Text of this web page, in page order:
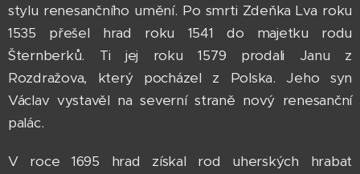
stylu renesančního umění. Po smrti Zdeňka Lva roku
1535 přešel hrad roku 1541 do majetku rodu
Šternberků. Ti jej roku 1579 prodali Janu z
Rozdražova, který pocházel z Polska. Jeho syn
Václav vystavěl na severní straně nový renesanční
palác.
V roce 1695 hrad získal rod uherských hrabat